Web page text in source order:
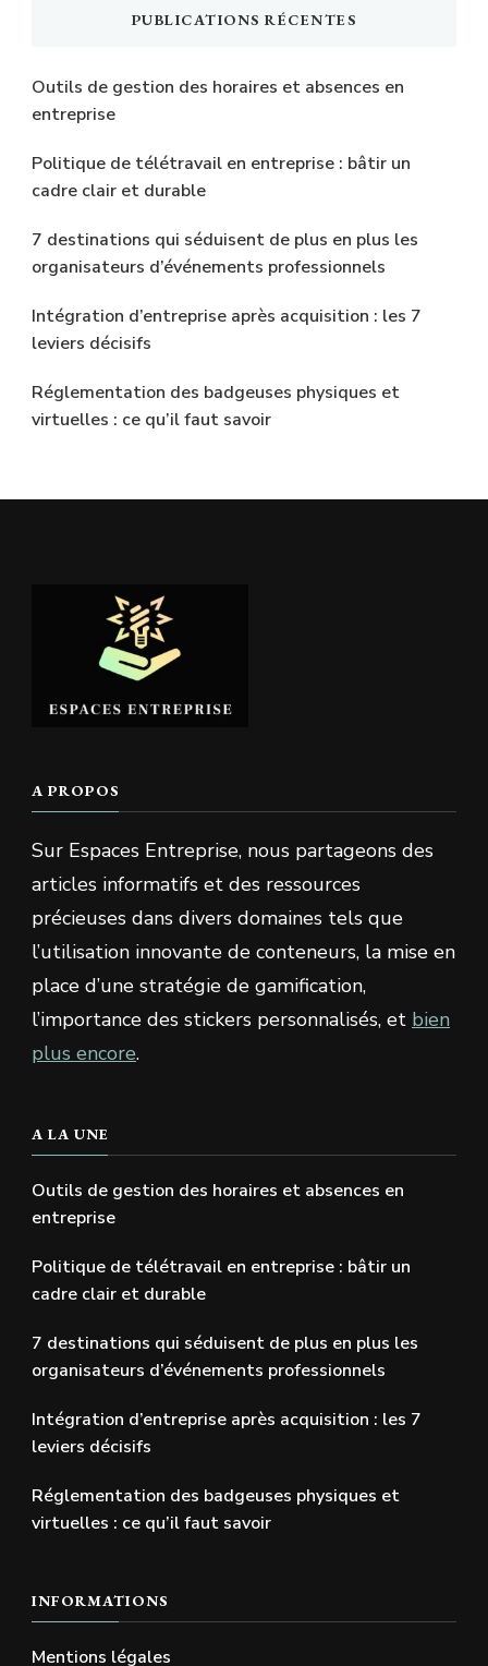
PUBLICATIONS RÉCENTES
Outils de gestion des horaires et absences en
entreprise
Politique de télétravail en entreprise : bâtir un
cadre clair et durable
7 destinations qui séduisent de plus en plus les
organisateurs d’événements professionnels
Intégration d’entreprise après acquisition : les 7
leviers décisifs
Réglementation des badgeuses physiques et
virtuelles : ce qu’il faut savoir
A PROPOS
Sur Espaces Entreprise, nous partageons des
articles informatifs et des ressources
précieuses dans divers domaines tels que
l’utilisation innovante de conteneurs, la mise en
place d’une stratégie de gamification,
l’importance des stickers personnalisés, et bien
plus encore.
A LA UNE
Outils de gestion des horaires et absences en
entreprise
Politique de télétravail en entreprise : bâtir un
cadre clair et durable
7 destinations qui séduisent de plus en plus les
organisateurs d’événements professionnels
Intégration d’entreprise après acquisition : les 7
leviers décisifs
Réglementation des badgeuses physiques et
virtuelles : ce qu’il faut savoir
INFORMATIONS
Mentions légales